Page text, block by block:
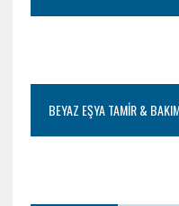
BEYAZ EŞYA TAMIR &